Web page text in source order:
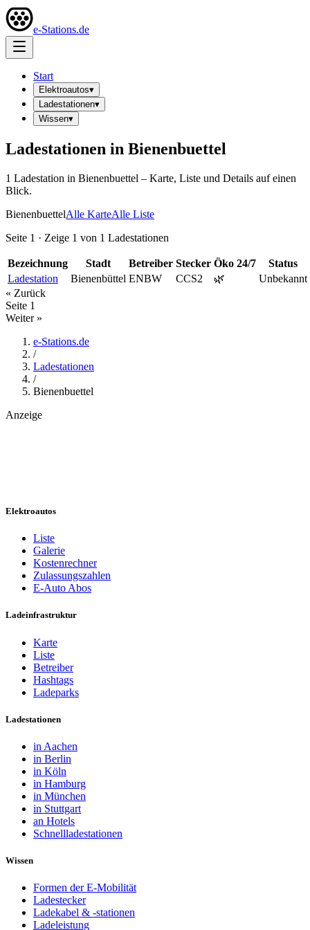
e-Stations.de
Start
Elektroautos▾
Ladestationen▾
Wissen▾
Ladestationen in Bienenbuettel
1 Ladestation in Bienenbuettel – Karte, Liste und Details auf einen
Blick.
BienenbuettelAlle KarteAlle Liste
Seite 1 · Zeige 1 von 1 Ladestationen
Bezeichnung Stadt Betreiber Stecker Öko 24/7
Status
Ladestation
Bienenbüttel ENBW CCS2 🌿
Unbekannt
« Zurück
Seite 1
Weiter »
e-Stations.de
/
Ladestationen
/
Bienenbuettel
Anzeige
Elektroautos
Liste
Galerie
Kostenrechner
Zulassungszahlen
E-Auto Abos
Ladeinfrastruktur
Karte
Liste
Betreiber
Hashtags
Ladeparks
Ladestationen
in Aachen
in Berlin
in Köln
in Hamburg
in München
in Stuttgart
an Hotels
Schnellladestationen
Wissen
Formen der E-Mobilität
Ladestecker
Ladekabel & -stationen
Ladeleistung